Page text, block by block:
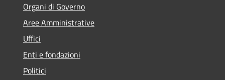
Organi di Governo
Aree Amministrative
Uffici
Enti e fondazioni
Politici